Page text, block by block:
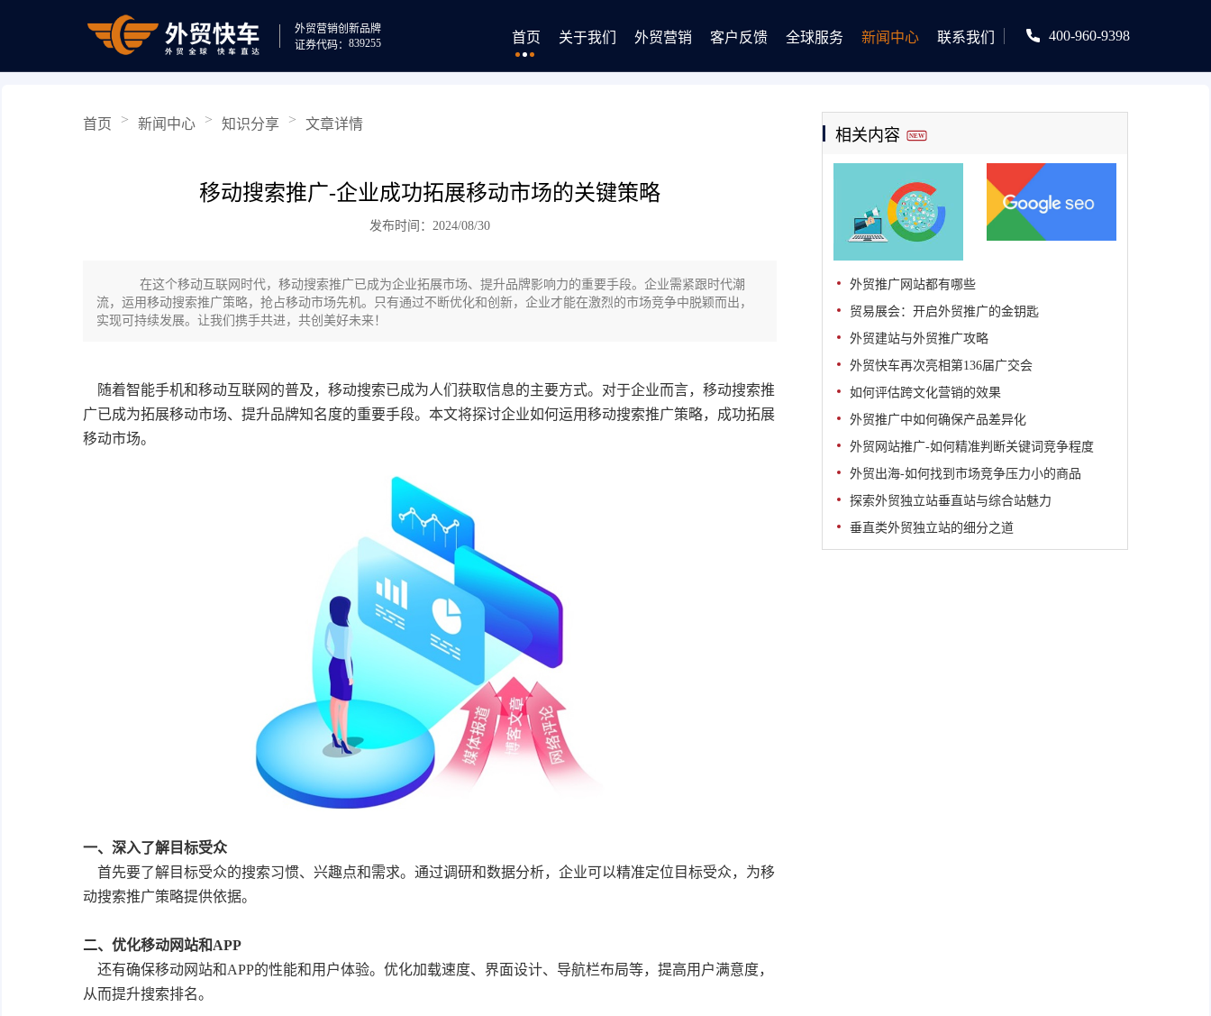
外贸营销创新品牌
证券代码：839255 首页 关于我们 外贸营销 客户反馈 全球服务 新闻中心 联系我们 400-960-9398
首页 > 新闻中心 > 知识分享 > 文章详情
移动搜索推广-企业成功拓展移动市场的关键策略
发布时间：2024/08/30
在这个移动互联网时代，移动搜索推广已成为企业拓展市场、提升品牌影响力的重要手段。企业需紧跟时代潮
流，运用移动搜索推广策略，抢占移动市场先机。只有通过不断优化和创新，企业才能在激烈的市场竞争中脱颖而出，
实现可持续发展。让我们携手共进，共创美好未来！​
随着智能手机和移动互联网的普及，移动搜索已成为人们获取信息的主要方式。对于企业而言，移动搜索推
广已成为拓展移动市场、提升品牌知名度的重要手段。本文将探讨企业如何运用移动搜索推广策略，成功拓展
移动市场。
一、深入了解目标受众
首先要了解目标受众的搜索习惯、兴趣点和需求。通过调研和数据分析，企业可以精准定位目标受众，为移
动搜索推广策略提供依据。
二、优化移动网站和APP
还有确保移动网站和APP的性能和用户体验。优化加载速度、界面设计、导航栏布局等，提高用户满意度，
从而提升搜索排名。
相关内容 NEW
外贸推广网站都有哪些
贸易展会：开启外贸推广的金钥匙
外贸建站与外贸推广攻略
外贸快车再次亮相第136届广交会
如何评估跨文化营销的效果
外贸推广中如何确保产品差异化
外贸网站推广-如何精准判断关键词竞争程度
外贸出海-如何找到市场竞争压力小的商品
探索外贸独立站垂直站与综合站魅力
垂直类外贸独立站的细分之道